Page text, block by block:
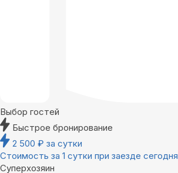
Выбор гостей
Быстрое бронирование
2 500 ₽ за сутки
Стоимость за 1 сутки при заезде сегодня
Суперхозяин